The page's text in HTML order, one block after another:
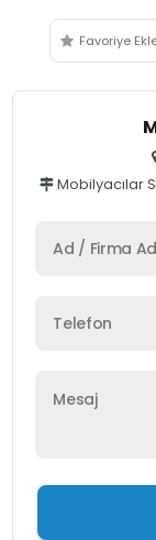
Favoriye
Mobilyacılar